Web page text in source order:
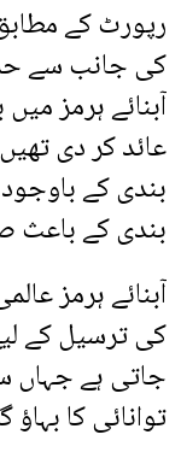
کی جانب سے
آبنائے ہرمز
عائد کر دی
بندی کے باوجود
بندی کے باعث
آبنائے ہرمز
کی ترسیل کے
جاتی ہے جہاں
توانائی کا بہاؤ